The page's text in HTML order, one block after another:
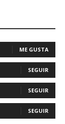
ME GUSTA
SEGUIR
SEGUIR
SEGUIR